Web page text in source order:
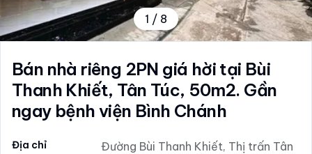
1 / 8
Bán nhà riêng 2PN giá hời tại Bùi
Thanh Khiết, Tân Túc, 50m2. Gần
ngay bệnh viện Bình Chánh
Địa chỉ
Đường Bùi Thanh Khiết, Thị trấn Tân